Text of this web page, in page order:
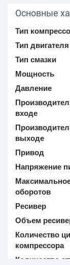
Основные
Тип
Тип двигателя
Тип смазки
Мощность
Давление
входе
выходе
Привод
Напряжение
оборотов
Ресивер
Объем
Количество
компрессора
Количество